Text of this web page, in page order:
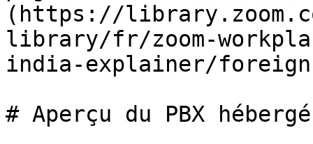
(https://
library/fr/zoom-
india-explainer/
# Aperçu du PBX